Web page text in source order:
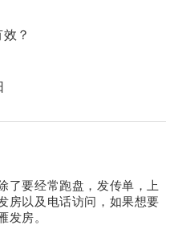
？
了要经常跑盘，发传单，上
房以及电话访问，如果想要
发房。